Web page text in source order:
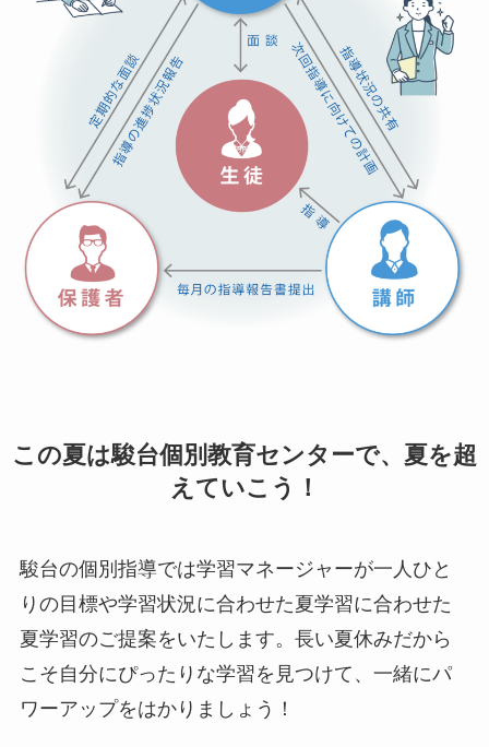
この夏は駿台個別教育センターで、夏を超
えていこう！
駿台の個別指導では学習マネージャーが一人ひと
りの目標や学習状況に合わせた夏学習に合わせた
夏学習のご提案をいたします。長い夏休みだから
こそ自分にぴったりな学習を見つけて、一緒にパ
ワーアップをはかりましょう！